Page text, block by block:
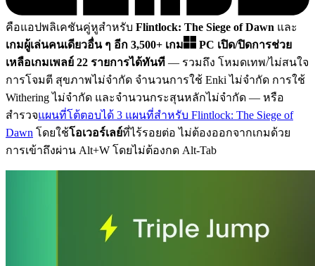
คือแอปพลิเคชันคู่หูสำหรับ Flintlock: The Siege of Dawn และ
เกมผู้เล่นคนเดียวอื่น ๆ อีก 3,500+ เกม
PC เปิด/ปิดการช่วย
เหลือเกมเพลย์ 22 รายการได้ทันที — รวมถึง โหมดเทพ/ไม่สนใจ
การโจมตี สุขภาพไม่จำกัด จำนวนการใช้ Enki ไม่จำกัด การใช้
Withering ไม่จำกัด และจำนวนกระสุนหลักไม่จำกัด — หรือ
สำรวจแผนที่โต้ตอบได้ 3 แผนที่สำหรับ Flintlock: The Siege of
Dawn โดยใช้โอเวอร์เลย์ที่ไร้รอยต่อ ไม่ต้องออกจากเกมด้วย
การเข้าถึงผ่าน Alt+W โดยไม่ต้องกด Alt-Tab